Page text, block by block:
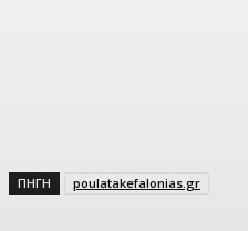
ΠΗΓΗ poulatakefalonias.gr